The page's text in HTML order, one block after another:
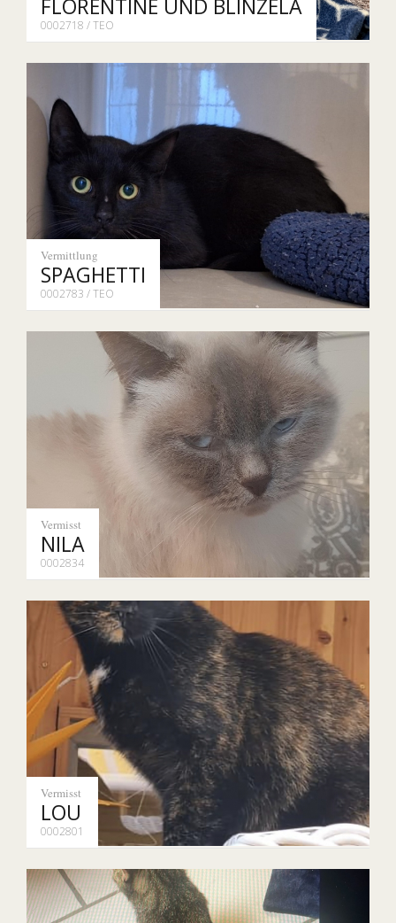
FLORENTINE UND BLINZELA
0002718 / TEO
Vermittlung
SPAGHETTI
0002783 / TEO
Vermisst
NILA
0002834
Vermisst
LOU
0002801